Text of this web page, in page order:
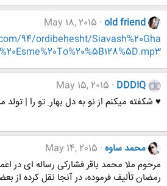
old friend
May 18, 2015
94/ordibehesht/Siavash%20Gha
DDDIQ
May 15, 2015
♥ شکفته میکنم از نو به دل بهار ِ تو را | تولد
محمد ساوه May 14, 2015
مرحوم ملا محمد باقر فشارکی رساله ای در
رمضان تألیف فرموده، در آنجا نقل کرده از